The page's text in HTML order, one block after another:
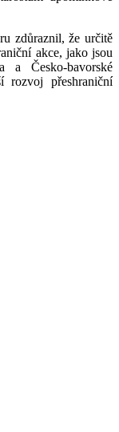
zdůraznil, že určitě
akce, jako jsou
a Česko-bavorské
přeshraniční